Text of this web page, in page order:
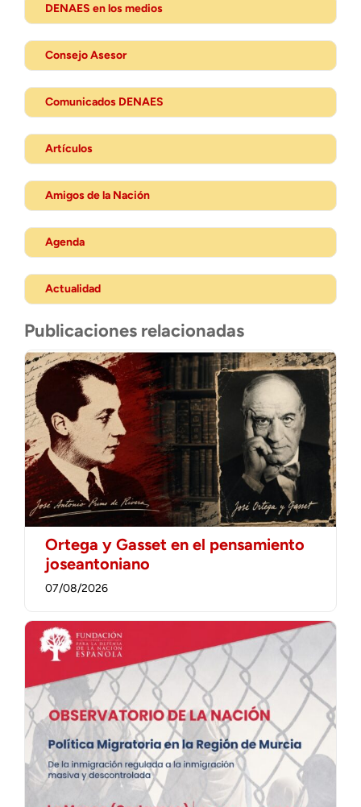
DENAES en los medios
Consejo Asesor
Comunicados DENAES
Artículos
Amigos de la Nación
Agenda
Actualidad
Publicaciones relacionadas
Ortega y Gasset en el pensamiento
joseantoniano
07/08/2026